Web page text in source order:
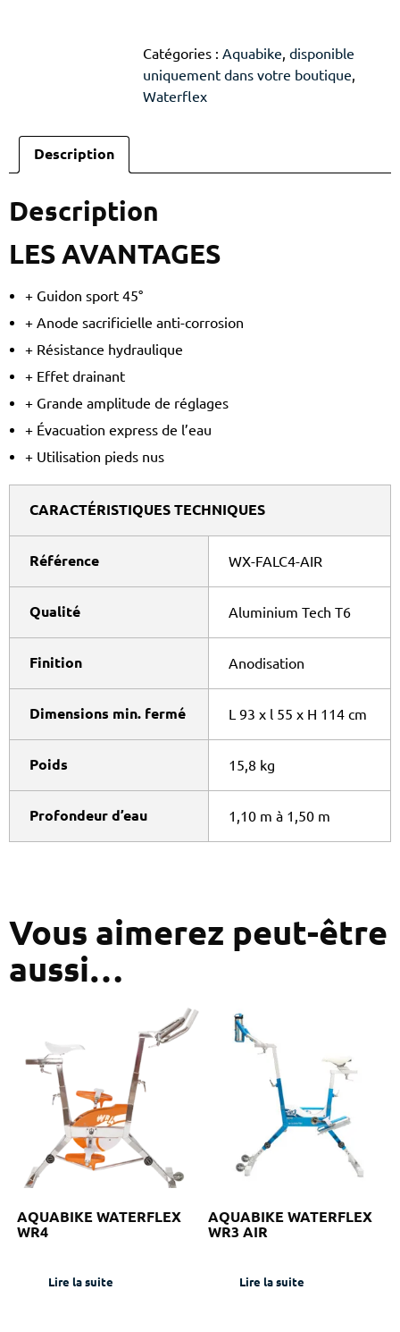
Catégories : Aquabike, disponible
uniquement dans votre boutique,
Waterflex
Description
Description
LES AVANTAGES
+ Guidon sport 45°
+ Anode sacrificielle anti-corrosion
+ Résistance hydraulique
+ Effet drainant
+ Grande amplitude de réglages
+ Évacuation express de l’eau
+ Utilisation pieds nus
CARACTÉRISTIQUES TECHNIQUES
Référence WX-FALC4-AIR
Qualité Aluminium Tech T6
Finition Anodisation
Dimensions min. fermé L 93 x l 55 x H 114 cm
Poids 15,8 kg
Profondeur d’eau 1,10 m à 1,50 m
Vous aimerez peut-être
aussi…
AQUABIKE WATERFLEX
WR4
Lire la suite
AQUABIKE WATERFLEX
WR3 AIR
Lire la suite